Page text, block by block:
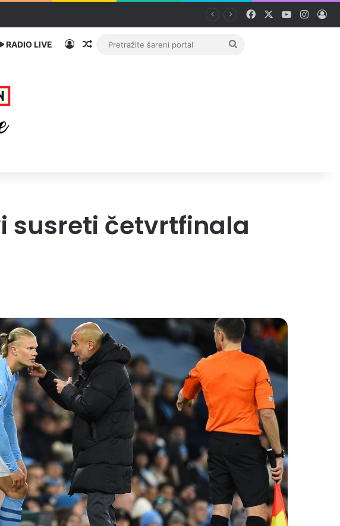
Facebook YouTube
RADIO LIVE PrijavaRandom članak
Pretražite
susreti četvrtfinala